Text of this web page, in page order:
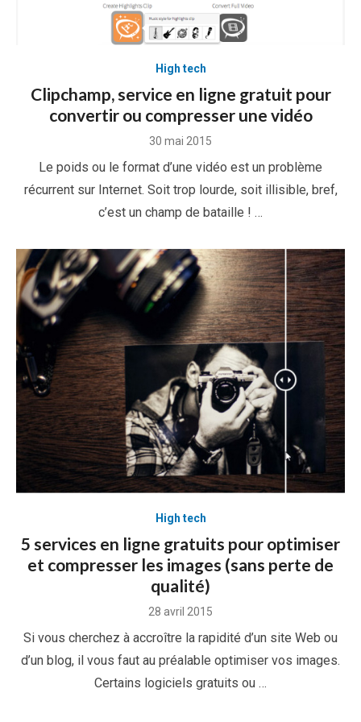
High tech
Clipchamp, service en ligne gratuit pour
convertir ou compresser une vidéo
Posted
30 mai 2015
Le poids ou le format d’une vidéo est un problème
récurrent sur Internet. Soit trop lourde, soit illisible, bref,
c’est un champ de bataille ! …
High tech
5 services en ligne gratuits pour optimiser
et compresser les images (sans perte de
qualité)
Posted
28 avril 2015
Si vous cherchez à accroître la rapidité d’un site Web ou
d’un blog, il vous faut au préalable optimiser vos images.
Certains logiciels gratuits ou …